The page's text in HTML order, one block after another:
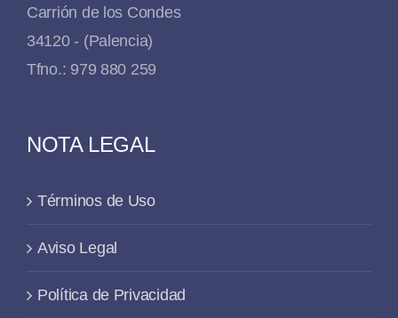
Carrión de los Condes
34120 - (Palencia)
Tfno.: 979 880 259
NOTA LEGAL
Términos de Uso
Aviso Legal
Política de Privacidad